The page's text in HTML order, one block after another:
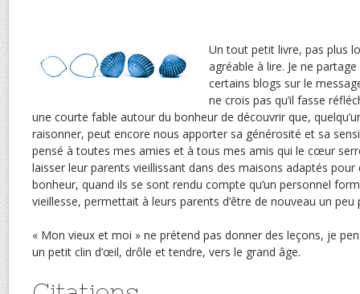
Un tout petit livre, pas plus
agréable à lire. Je ne
certains blogs sur le
ne crois pas qu’il fasse
une courte fable autour du bonheur de découvrir que,
raisonner, peut encore nous apporter sa générosité et sa
pensé à toutes mes amies et à tous mes amis qui le cœur
laisser leur parents vieillissant dans des maisons adaptés pour
bonheur, quand ils se sont rendu compte qu’un personnel
vieillesse, permettait à leurs parents d’être de nouveau un
« Mon vieux et moi » ne prétend pas donner des leçons, je
un petit clin d’œil, drôle et tendre, vers le grand âge.